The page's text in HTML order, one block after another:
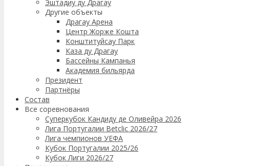
Эштадиу ду Драгау
Другие объекты
Драгау Арена
Центр Жорже Кошта
Конштитуйсау Парк
Каза ду Драгау
Бассейны Кампанья
Академия бильярда
Президент
Партнёры
Состав
Все соревнования
Суперкубок Кандиду де Оливейра 2026
Лига Португалии Betclic 2026/27
Лига чемпионов УЕФА
Кубок Португалии 2025/26
Кубок Лиги 2026/27